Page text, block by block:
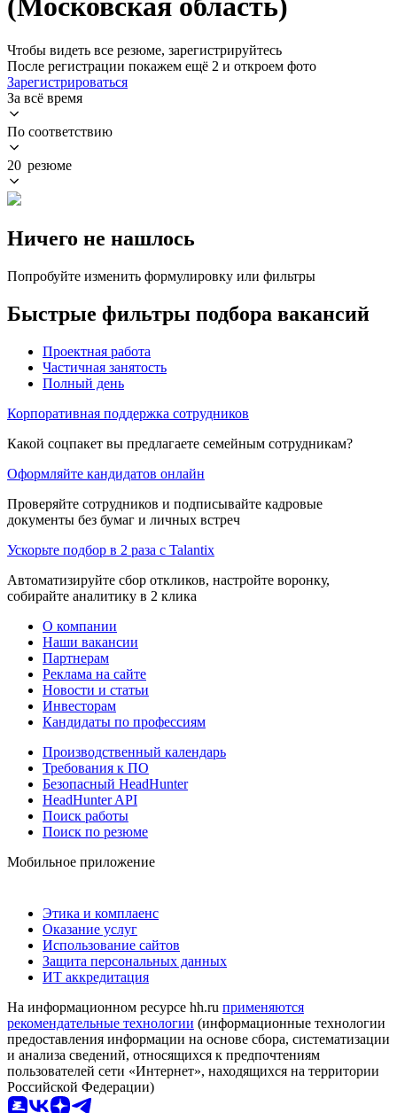
(Московская область)
Чтобы видеть все резюме, зарегистрируйтесь
После регистрации покажем ещё 2 и откроем фото
Зарегистрироваться
За всё время
По соответствию
20 резюме
Ничего не нашлось
Попробуйте изменить формулировку или фильтры
Быстрые фильтры подбора вакансий
Проектная работа
Частичная занятость
Полный день
Корпоративная поддержка сотрудников
Какой соцпакет вы предлагаете семейным сотрудникам?
Оформляйте кандидатов онлайн
Проверяйте сотрудников и подписывайте кадровые
документы без бумаг и личных встреч
Ускорьте подбор в 2 раза с Talantix
Автоматизируйте сбор откликов, настройте воронку,
собирайте аналитику в 2 клика
О компании
Наши вакансии
Партнерам
Реклама на сайте
Новости и статьи
Инвесторам
Кандидаты по профессиям
Производственный календарь
Требования к ПО
Безопасный HeadHunter
HeadHunter API
Поиск работы
Поиск по резюме
Мобильное приложение
Этика и комплаенс
Оказание услуг
Использование сайтов
Защита персональных данных
ИТ аккредитация
На информационном ресурсе hh.ru применяются
рекомендательные технологии (информационные технологии
предоставления информации на основе сбора, систематизации
и анализа сведений, относящихся к предпочтениям
пользователей сети «Интернет», находящихся на территории
Российской Федерации)